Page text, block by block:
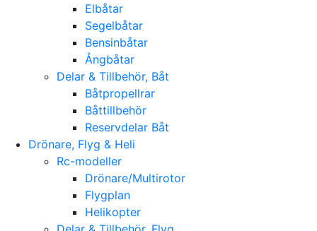
Elbåtar
Segelbåtar
Bensinbåtar
Ångbåtar
Delar & Tillbehör, Båt
Båtpropellrar
Båttillbehör
Reservdelar Båt
Drönare, Flyg & Heli
Rc-modeller
Drönare/Multirotor
Flygplan
Helikopter